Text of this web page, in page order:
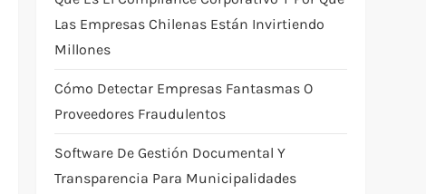
Las Empresas Chilenas Están Invirtiendo
Millones
Cómo Detectar Empresas Fantasmas O
Proveedores Fraudulentos
Software De Gestión Documental Y
Transparencia Para Municipalidades